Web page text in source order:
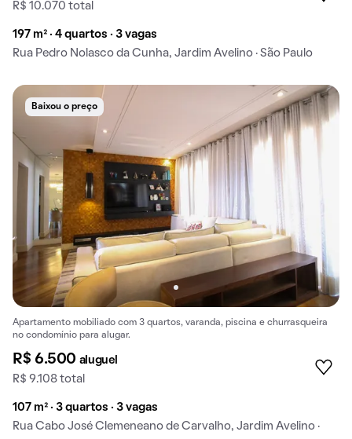
R$ 10.070 total
197 m² · 4 quartos · 3 vagas
Rua Pedro Nolasco da Cunha, Jardim Avelino · São Paulo
Baixou o preço
Apartamento mobiliado com 3 quartos, varanda, piscina e churrasqueira
no condomínio para alugar.
R$ 6.500 aluguel
R$ 9.108 total
107 m² · 3 quartos · 3 vagas
Rua Cabo José Clemeneano de Carvalho, Jardim Avelino ·